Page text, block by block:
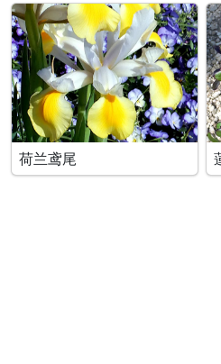
荷兰鸢尾